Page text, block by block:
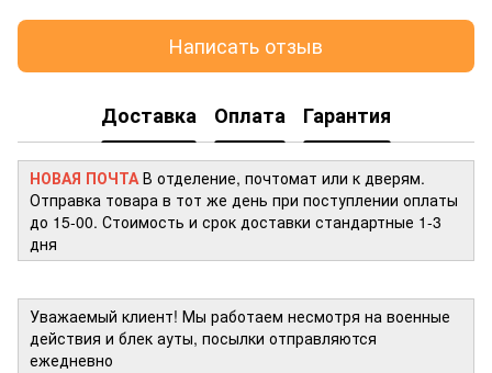
Написать отзыв
Доставка Оплата Гарантия
НОВАЯ ПОЧТА В отделение, почтомат или к дверям.
Отправка товара в тот же день при поступлении оплаты
до 15-00. Стоимость и срок доставки стандартные 1-3
дня
Уважаемый клиент! Мы работаем несмотря на военные
действия и блек ауты, посылки отправляются
ежедневно